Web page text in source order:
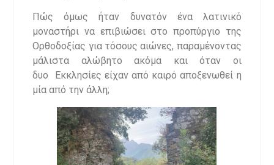
Πώς όμως ήταν δυνατόν ένα λατινικό
μοναστήρι να επιβιώσει στο προπύργιο της
Ορθοδοξίας για τόσους αιώνες, παραμένοντας
μάλιστα αλώβητο ακόμα και όταν οι
δυο Εκκλησίες είχαν από καιρό αποξενωθεί η
μία από την άλλη;